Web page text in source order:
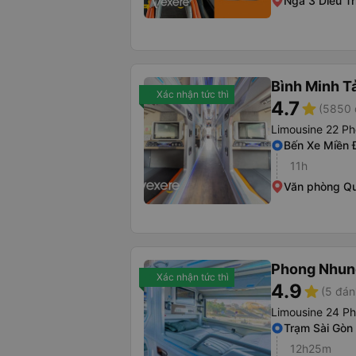
Xác nhận tức thì Bình Minh
4.7star (5850
Limousine 22
Bến Xe Miền
11h
Văn phòng
Xác nhận tức thì Phong
4.9star (5
Limousine 24
Trạm Sài Gòn
12h25m